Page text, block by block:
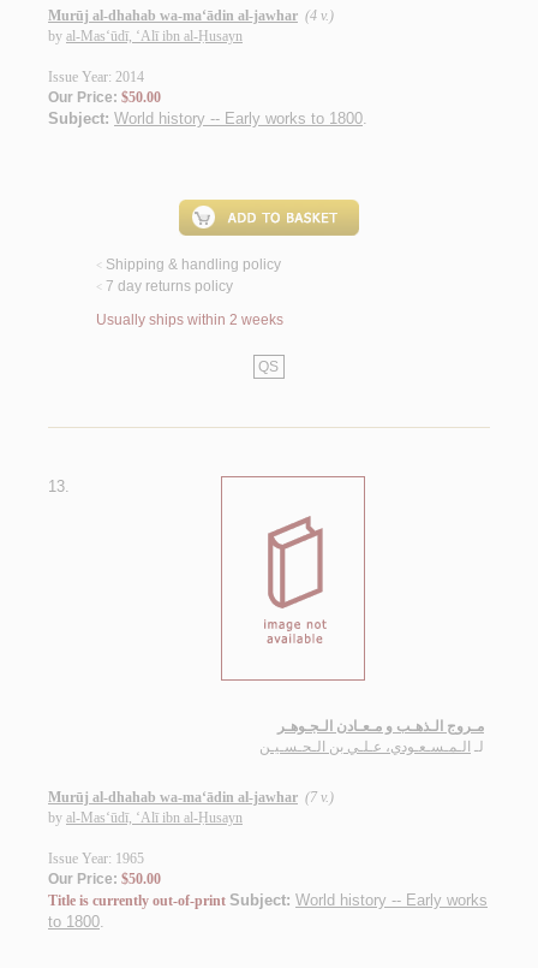
Murūj al-dhahab wa-ma‘ādin al-jawhar (4 v.)
by al-Mas‘ūdī, ‘Alī ibn al-Ḥusayn
Issue Year: 2014
Our Price: $50.00
Subject: World history -- Early works to 1800.
< Shipping & handling policy
< 7 day returns policy
Usually ships within 2 weeks
QS
13.
مـروج الـذهـب و مـعـادن الـجـوهـر
لـ الـمـسـعـودي، عـلـي بن الـحـسـيـن
Murūj al-dhahab wa-ma‘ādin al-jawhar (7 v.)
by al-Mas‘ūdī, ‘Alī ibn al-Ḥusayn
Issue Year: 1965
Our Price: $50.00
Title is currently out-of-print Subject: World history -- Early works
to 1800.